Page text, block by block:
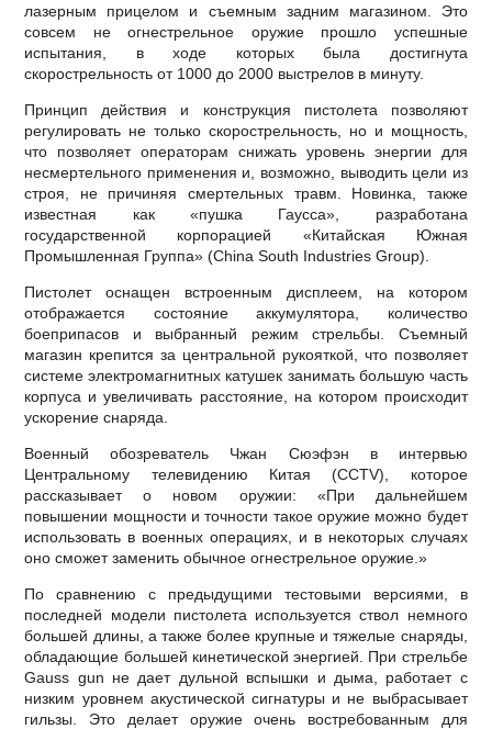
лазерным прицелом и съемным задним магазином. Это
совсем не огнестрельное оружие прошло успешные
испытания, в ходе которых была достигнута
скорострельность от 1000 до 2000 выстрелов в минуту.
Принцип действия и конструкция пистолета позволяют
регулировать не только скорострельность, но и мощность,
что позволяет операторам снижать уровень энергии для
несмертельного применения и, возможно, выводить цели из
строя, не причиняя смертельных травм. Новинка, также
известная как «пушка Гаусса», разработана
государственной корпорацией «Китайская Южная
Промышленная Группа» (China South Industries Group).
Пистолет оснащен встроенным дисплеем, на котором
отображается состояние аккумулятора, количество
боеприпасов и выбранный режим стрельбы. Съемный
магазин крепится за центральной рукояткой, что позволяет
системе электромагнитных катушек занимать большую часть
корпуса и увеличивать расстояние, на котором происходит
ускорение снаряда.
Военный обозреватель Чжан Сюэфэн в интервью
Центральному телевидению Китая (CCTV), которое
рассказывает о новом оружии: «При дальнейшем
повышении мощности и точности такое оружие можно будет
использовать в военных операциях, и в некоторых случаях
оно сможет заменить обычное огнестрельное оружие.»
По сравнению с предыдущими тестовыми версиями, в
последней модели пистолета используется ствол немного
большей длины, а также более крупные и тяжелые снаряды,
обладающие большей кинетической энергией. При стрельбе
Gauss gun не дает дульной вспышки и дыма, работает с
низким уровнем акустической сигнатуры и не выбрасывает
гильзы. Это делает оружие очень востребованным для